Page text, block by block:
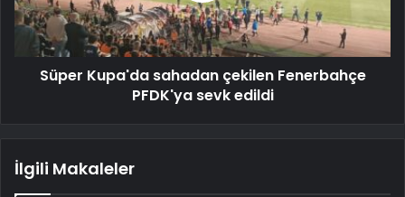
Süper Kupa'da sahadan çekilen Fenerbahçe
PFDK'ya sevk edildi
İlgili Makaleler